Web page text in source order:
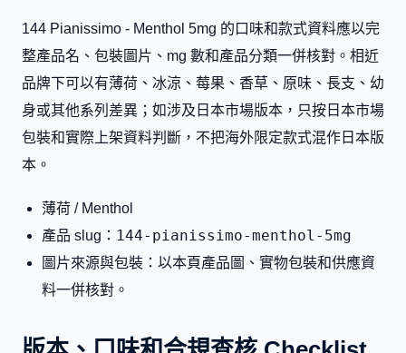
144 Pianissimo - Menthol 5mg 的口味和款式資料應以完
整產品名、包裝圖片、mg 數和產品分類一併核對。相近
品牌下可以有薄荷、冰涼、莓果、香草、原味、長支、幼
身或其他系列差異；如涉及日本市場版本，只按日本市場
包裝和實際上架資料判斷，不把海外限定款式混作日本版
本。
薄荷 / Menthol
產品 slug： 144-pianissimo-menthol-5mg
圖片來源與包裝：以本頁產品圖、實物包裝和供應資
料一併核對。